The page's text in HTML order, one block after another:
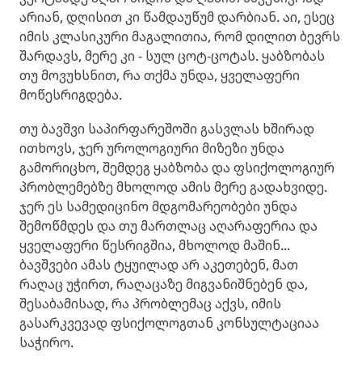
არიან, დღისით კი წამდაუწუმ დარბიან. აი, ესეც
იმის კლასიკური მაგალითია, რომ დილით ბევრს
შარდავს, მერე კი - სულ ცოტ-ცოტას. ყაბზობას
თუ მოვუხსნით, რა თქმა უნდა, ყველაფერი
მოწესრიგდება.
თუ ბავშვი საპირფარეშოში გასვლას ხშირად
ითხოვს, ჯერ უროლოგიური მიზეზი უნდა
გამორიცხო, შემდეგ ყაბზობა და ფსიქოლოგიურ
პრობლემებზე მხოლოდ ამის მერე გადახვიდე.
ჯერ ეს სამედიცინო მდგომარეობები უნდა
შემოწმდეს და თუ მართლაც აღარაფერია და
ყველაფერი წესრიგშია, მხოლოდ მაშინ...
ბავშვები ამას ტყუილად არ აკეთებენ, მათ
რაღაც უჭირთ, რაღაცაზე მიგვანიშნებენ და,
შესაბამისად, რა პრობლემაც აქვს, იმის
გასარკვევად ფსიქოლოგთან კონსულტაციაა
საჭირო.